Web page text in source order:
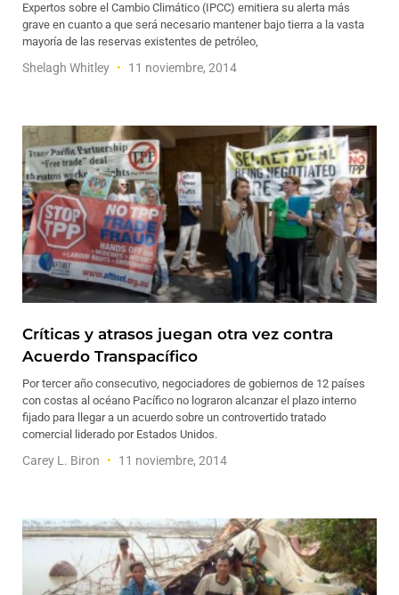
Expertos sobre el Cambio Climático (IPCC) emitiera su alerta más
grave en cuanto a que será necesario mantener bajo tierra a la vasta
mayoría de las reservas existentes de petróleo,
Shelagh Whitley 11 noviembre, 2014
Críticas y atrasos juegan otra vez contra
Acuerdo Transpacífico
Por tercer año consecutivo, negociadores de gobiernos de 12 países
con costas al océano Pacífico no lograron alcanzar el plazo interno
fijado para llegar a un acuerdo sobre un controvertido tratado
comercial liderado por Estados Unidos.
Carey L. Biron 11 noviembre, 2014